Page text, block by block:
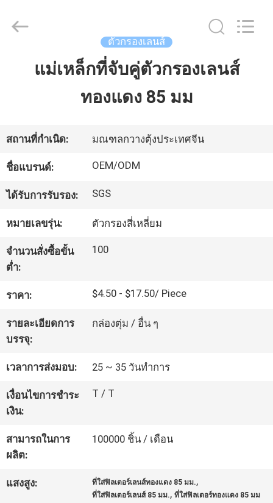
เกี่ยว
กับ
เรา
ทัวร์
โรงงาน
ควบคุม
คุณภาพ
ติดต่อ
เรา
ขอ
Bright
Shadow
ตัวกรองเลนส์
แม่เหล็กที่จับคู่ตัวกรองเลนส์
ทองแดง 85 มม
สถานที่กำเนิด: มณฑลกวางตุ้งประเทศจีน
ชื่อแบรนด์: OEM/ODM
ได้รับการรับรอง: SGS
หมายเลขรุ่น: ตัวกรองสี่เหลี่ยม
จำนวนสั่งซื้อขั้น
ต่ำ:
100
ราคา: $4.50 - $17.50/ Piece
รายละเอียดการ
บรรจุ:
กล่องตุ่ม / อื่น ๆ
เวลาการส่งมอบ: 25 ~ 35 วันทำการ
เงื่อนไขการชำระ
เงิน:
T / T
สามารถในการ
ผลิต:
100000 ชิ้น / เดือน
แสงสูง: ที่ใส่ฟิลเตอร์เลนส์ทองแดง 85 มม.,
ที่ใส่ฟิลเตอร์เลนส์ 85 มม.,ที่ใส่ฟิลเตอร์ทองแดง 85 มม